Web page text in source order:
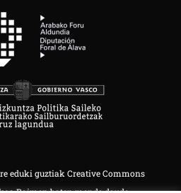
eduki guztiak Creative Commons